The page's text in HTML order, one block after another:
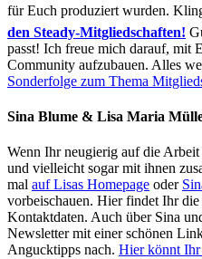
für Euch produziert wurden.
den Steady-Mitgliedschaften!
passt! Ich freue mich darauf, mit
Community aufzubauen. Alles
Sonderfolge zum Thema
Sina Blume & Lisa Maria
Wenn Ihr neugierig auf die
und vielleicht sogar mit ihnen
mal auf Lisas Homepage oder
vorbeischauen. Hier findet Ihr
Kontaktdaten. Auch über Sina
Newsletter mit einer schönen
Angucktipps nach. Hier könnt Ihr